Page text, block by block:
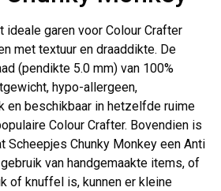
ideale garen voor Colour Crafter
met textuur en draaddikte. De
(pendikte 5.0 mm) van 100%
hypo-allergeen,
en beschikbaar in hetzelfde ruime
Colour Crafter. Bovendien is
Scheepjes Chunky Monkey een Anti
van handgemaakte items, of
of knuffel is, kunnen er kleine